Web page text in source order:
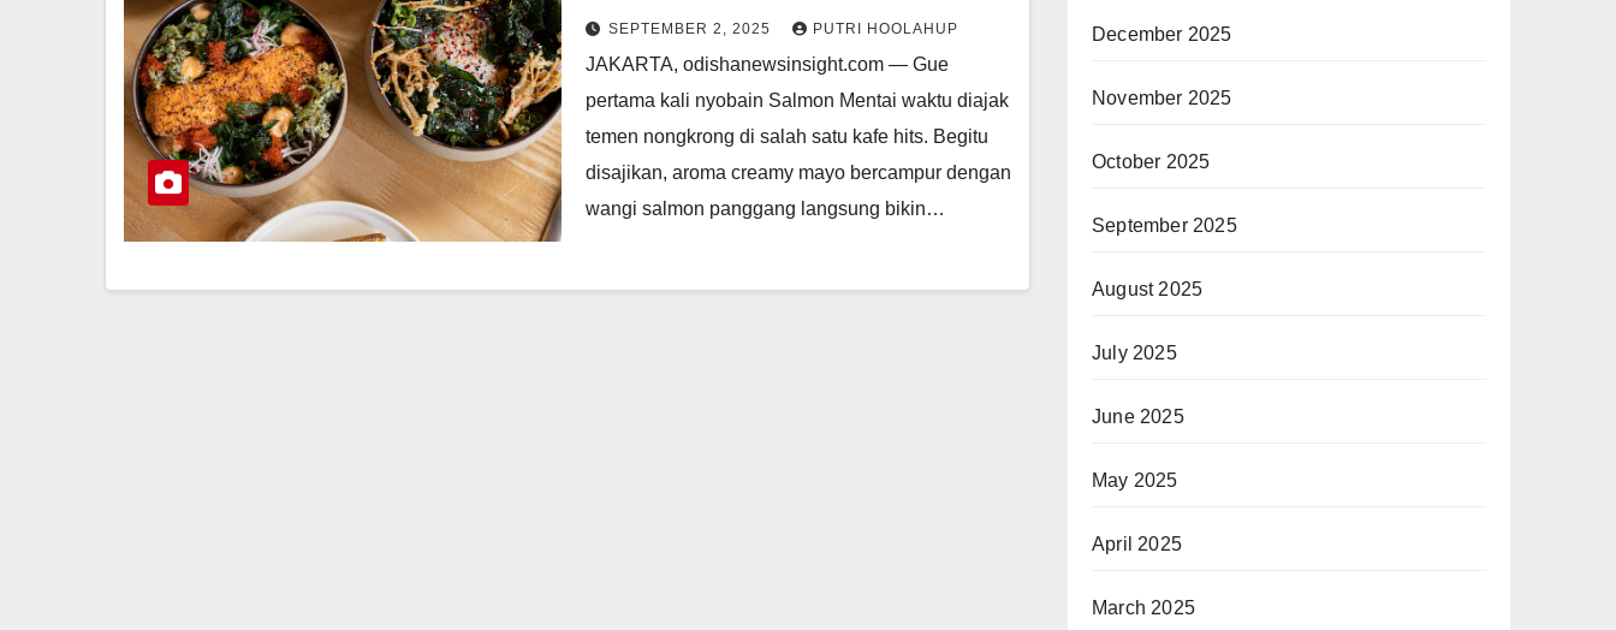
Nambah
SEPTEMBER 2, 2025 PUTRI HOOLAHUP
JAKARTA, odishanewsinsight.com — Gue
pertama kali nyobain Salmon Mentai waktu diajak
temen nongkrong di salah satu kafe hits. Begitu
disajikan, aroma creamy mayo bercampur dengan
wangi salmon panggang langsung bikin…
December 2025
November 2025
October 2025
September 2025
August 2025
July 2025
June 2025
May 2025
April 2025
March 2025